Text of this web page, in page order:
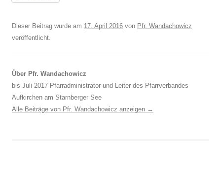
Dieser Beitrag wurde am 17. April 2016 von Pfr. Wandachowicz
veröffentlicht.
Über Pfr. Wandachowicz
bis Juli 2017 Pfarradministrator und Leiter des Pfarrverbandes
Aufkirchen am Starnberger See
Alle Beiträge von Pfr. Wandachowicz anzeigen →